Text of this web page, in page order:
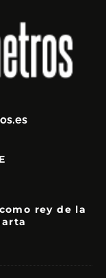
rey de la